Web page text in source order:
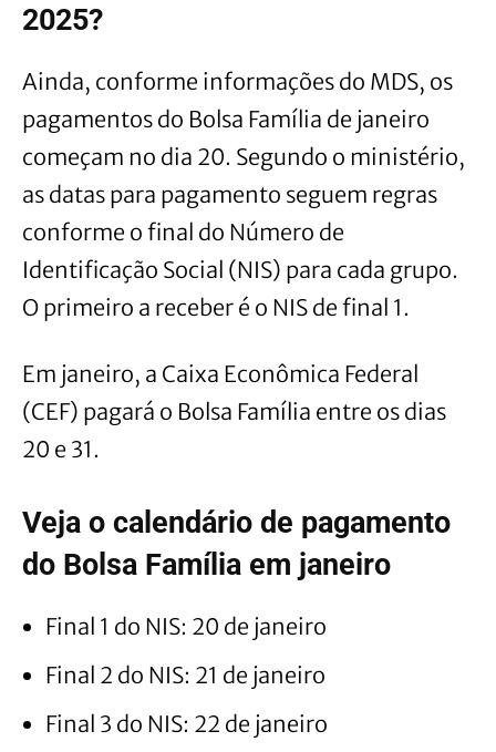
2025?
Ainda, conforme informações do MDS, os
pagamentos do Bolsa Família de janeiro
começam no dia 20. Segundo o ministério,
as datas para pagamento seguem regras
conforme o final do Número de
Identificação Social (NIS) para cada grupo.
O primeiro a receber é o NIS de final 1.
Em janeiro, a Caixa Econômica Federal
(CEF) pagará o Bolsa Família entre os dias
20 e 31.
Veja o calendário de pagamento
do Bolsa Família em janeiro
Final 1 do NIS: 20 de janeiro
Final 2 do NIS: 21 de janeiro
Final 3 do NIS: 22 de janeiro